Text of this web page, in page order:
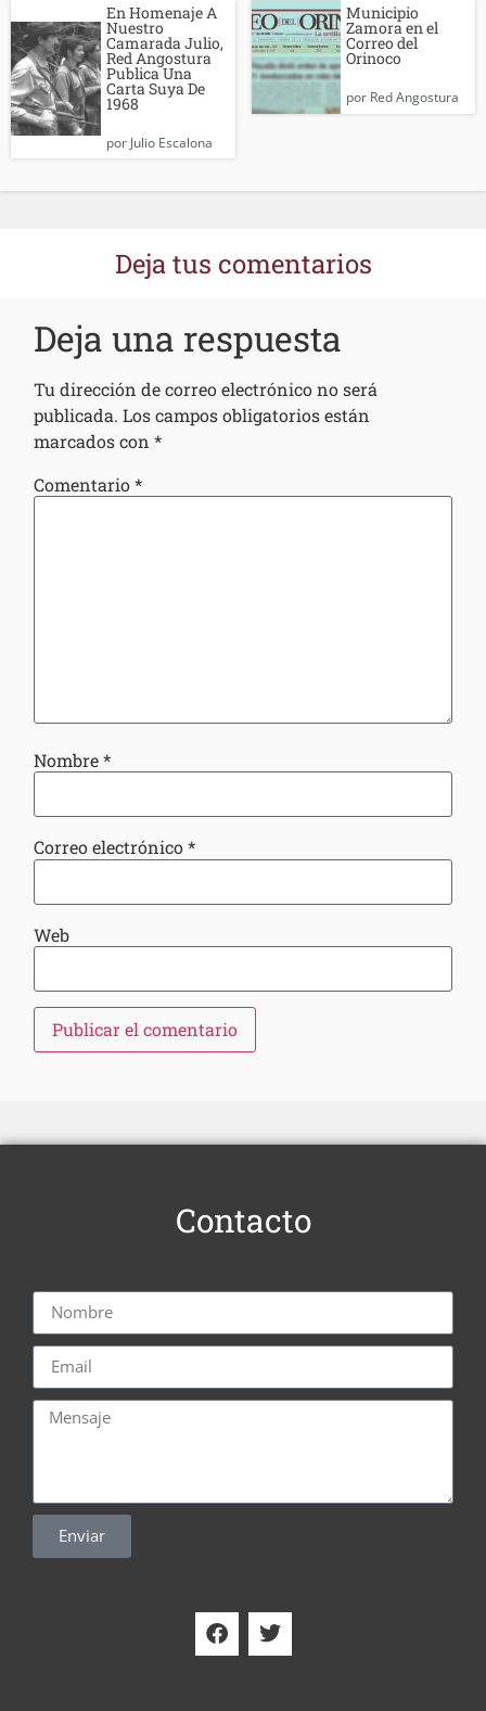
En Homenaje A
Nuestro
Camarada Julio,
Red Angostura
Publica Una
Carta Suya De
1968
porJulio Escalona
Municipio
Zamora en el
Correo del
Orinoco
por Red Angostura
Deja tus comentarios
Deja una respuesta
Tu dirección de correo electrónico no será
publicada. Los campos obligatorios están
marcados con*
Comentario*
Nombre*
Correo electrónico*
Web
Contacto
Enviar